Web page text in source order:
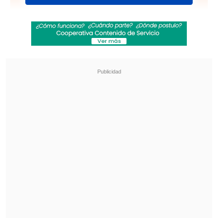
Aire Plástico - "Ansioso"